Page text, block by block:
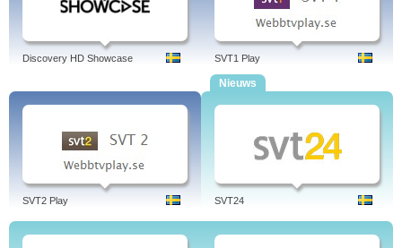
Discovery HD Showcase SVT1 Play
SVT2 Play
Nieuws
SVT24